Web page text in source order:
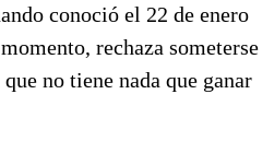
conoció el 22 de enero
rechaza someterse
no tiene nada que ganar